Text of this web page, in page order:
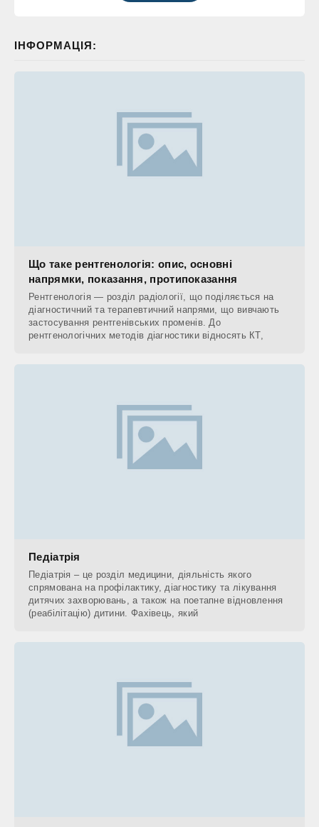
ІНФОРМАЦІЯ:
Що таке рентгенологія: опис, основні
напрямки, показання, протипоказання
Рентгенологія — розділ радіології, що поділяється на
діагностичний та терапевтичний напрями, що вивчають
застосування рентгенівських променів. До
рентгенологічних методів діагностики відносять КТ,
Педіатрія
Педіатрія – це розділ медицини, діяльність якого
спрямована на профілактику, діагностику та лікування
дитячих захворювань, а також на поетапне відновлення
(реабілітацію) дитини. Фахівець, який